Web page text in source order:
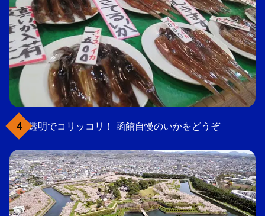
透明でコリッコリ！ 函館自慢のいかをどうぞ